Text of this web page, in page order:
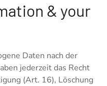
& your
Daten nach der
jederzeit das Recht
(Art. 16), Löschung